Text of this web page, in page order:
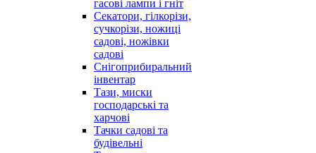
гасові лампи і гніт
Секатори, гілкорізи,
сучкорізи, ножиці
садові, ножівки
садові
Снігоприбиральний
інвентар
Тази, миски
господарські та
харчові
Тачки садові та
будівельні